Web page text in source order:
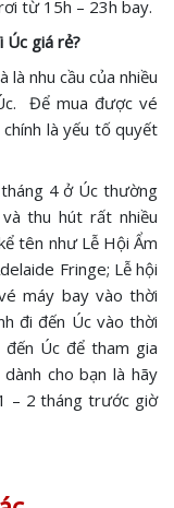
từ 15h – 23h bay.
Úc giá rẻ?
là nhu cầu của nhiều
Để mua được vé
là yếu tố quyết
4 ở Úc thường
thu hút rất nhiều
tên như Lễ Hội Ẩm
Fringe; Lễ hội
máy bay vào thời
đi đến Úc vào thời
đến Úc để tham gia
cho bạn là hãy
– 2 tháng trước giờ